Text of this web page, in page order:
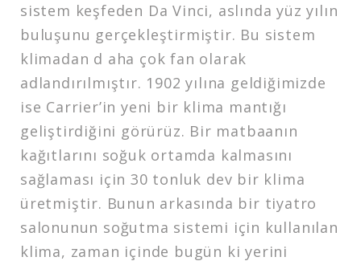
sistem keşfeden Da Vinci, aslında yüz yılın
buluşunu gerçekleştirmiştir. Bu sistem
klimadan d aha çok fan olarak
adlandırılmıştır. 1902 yılına geldiğimizde
ise Carrier’in yeni bir klima mantığı
geliştirdiğini görürüz. Bir matbaanın
kağıtlarını soğuk ortamda kalmasını
sağlaması için 30 tonluk dev bir klima
üretmiştir. Bunun arkasında bir tiyatro
salonunun soğutma sistemi için kullanılan
klima, zaman içinde bugün ki yerini